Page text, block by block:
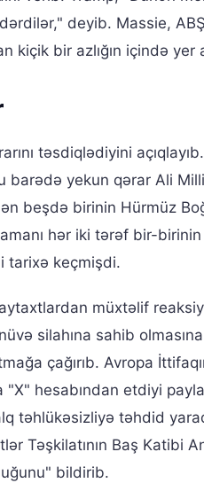
deyib. Massie, ABŞ
kiçik bir azlığın içində yer
təsdiqlədiyini
barədə yekun qərar Ali Milli
beşdə birinin Hürmüz
hər iki tərəf bir-
tarixə keçmişdi.
müxtəlif
silahına sahib
çağırıb. Avropa
hesabından etdiyi
təhlükəsizliyə təhdid
Təşkilatının Baş Katibi
bildirib.